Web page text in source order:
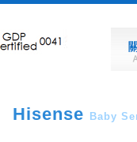
Hisense Baby